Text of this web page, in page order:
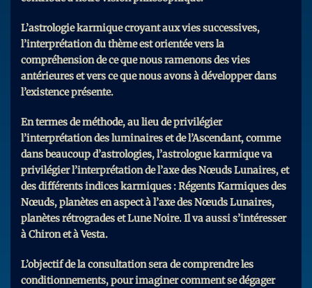
L’astrologie karmique croyant aux vies successives,
l’interprétation du thème est orientée vers la
compréhension de ce que nous ramenons des vies
antérieures et vers ce que nous avons à développer dans
l’existence présente.
En termes de méthode, au lieu de privilégier
l’interprétation des luminaires et de l’Ascendant, comme
dans beaucoup d’astrologies, l’astrologue karmique va
privilégier l’interprétation de l’axe des Nœuds Lunaires, et
des différents indices karmiques : Régents Karmiques des
Nœuds, planètes en aspect à l’axe des Nœuds Lunaires,
planètes rétrogrades et Lune Noire. Il va aussi s’intéresser
à Chiron et à Vesta.
L’objectif de la consultation sera de comprendre les
conditionnements, pour imaginer comment se dégager